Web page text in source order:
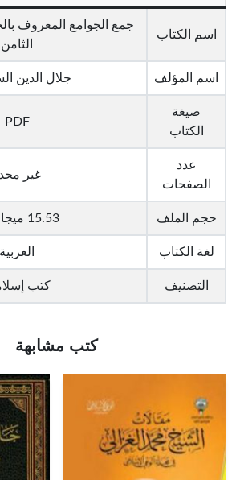
اسم الكتاب
جمع الجوامع المعروف
الثامن
اسم المؤلف جلال الدين
صيغة
الكتاب
PDF
عدد
الصفحات
غير
حجم الملف 15.53 ميجا بايت
لغة الكتاب العربية
التصنيف كتب
كتب مشابهة